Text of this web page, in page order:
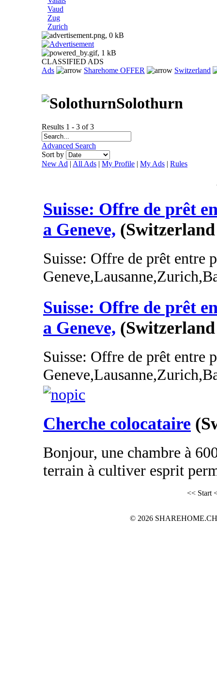
Vaud
Zug
Zurich
CLASSIFIED ADS
Ads
Sharehome OFFER Switzerland
Solothurn
Results 1 - 3 of 3
Advanced Search
Sort by
New Ad | All Ads | My Profile | My Ads | Rules
Suisse: Offre de prêt
a Geneve,
Suisse: Offre de prêt entre
Suisse: Offre de prêt
a Geneve,
Suisse: Offre de prêt entre
Cherche colocataire
Bonjour, une chambre à
terrain à cultiver esprit
<< Start
© 2026